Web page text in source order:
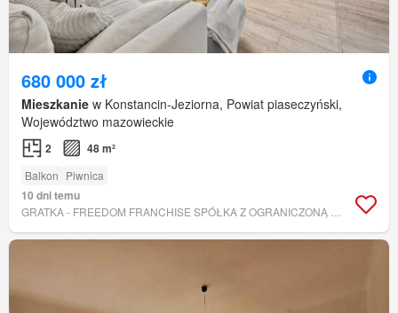
680 000 zł
Mieszkanie w Konstancin-Jeziorna, Powiat piaseczyński,
Województwo mazowieckie
2 48 m²
Balkon Piwnica
10 dni temu